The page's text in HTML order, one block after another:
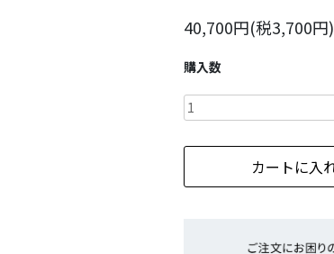
40,700円(税3,700円)
購入数